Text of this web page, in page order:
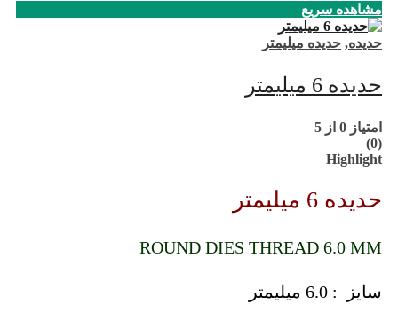
مشاهده سریع
حدیده, حدیده میلیمتر
حدیده 6 میلیمتر
امتیاز 0 از 5
(0)
Highlight
حدیده 6 میلیمتر
ROUND DIES THREAD 6.0 MM
سایز : 6.0 میلیمتر